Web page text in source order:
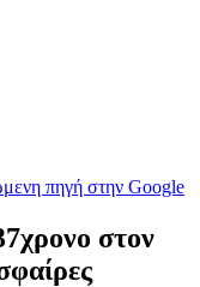
πηγή στην Google
στον